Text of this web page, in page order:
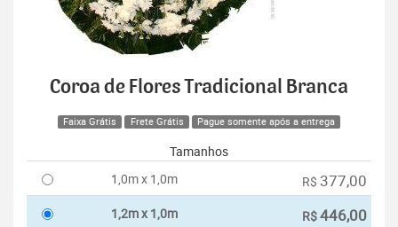
Coroa de Flores Tradicional Branca
Faixa Grátis Frete Grátis Pague somente após a entrega
Tamanhos
1,0m x 1,0m
R$ 377,00
1,2m x 1,0m R$446,00